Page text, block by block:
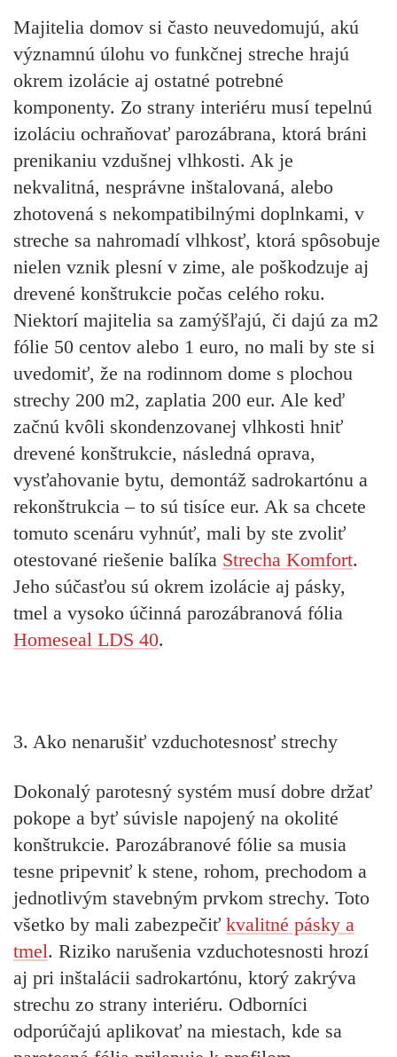
Majitelia domov si často neuvedomujú, akú
významnú úlohu vo funkčnej streche hrajú
okrem izolácie aj ostatné potrebné
komponenty. Zo strany interiéru musí tepelnú
izoláciu ochraňovať parozábrana, ktorá bráni
prenikaniu vzdušnej vlhkosti. Ak je
nekvalitná, nesprávne inštalovaná, alebo
zhotovená s nekompatibilnými doplnkami, v
streche sa nahromadí vlhkosť, ktorá spôsobuje
nielen vznik plesní v zime, ale poškodzuje aj
drevené konštrukcie počas celého roku.
Niektorí majitelia sa zamýšľajú, či dajú za m2
fólie 50 centov alebo 1 euro, no mali by ste si
uvedomiť, že na rodinnom dome s plochou
strechy 200 m2, zaplatia 200 eur. Ale keď
začnú kvôli skondenzovanej vlhkosti hniť
drevené konštrukcie, následná oprava,
vysťahovanie bytu, demontáž sadrokartónu a
rekonštrukcia – to sú tisíce eur. Ak sa chcete
tomuto scenáru vyhnúť, mali by ste zvoliť
otestované riešenie balíka Strecha Komfort.
Jeho súčasťou sú okrem izolácie aj pásky,
tmel a vysoko účinná parozábranová fólia
Homeseal LDS 40.
3. Ako nenarušiť vzduchotesnosť strechy
Dokonalý parotesný systém musí dobre držať
pokope a byť súvisle napojený na okolité
konštrukcie. Parozábranové fólie sa musia
tesne pripevniť k stene, rohom, prechodom a
jednotlivým stavebným prvkom strechy. Toto
všetko by mali zabezpečiť kvalitné pásky a
tmel. Riziko narušenia vzduchotesnosti hrozí
aj pri inštalácii sadrokartónu, ktorý zakrýva
strechu zo strany interiéru. Odborníci
odporúčajú aplikovať na miestach, kde sa